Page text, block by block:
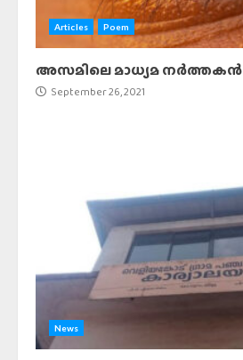
Articles Poem
അസമിലെ മാധ്യമ നർത്തകൻ
September 26, 2021
News